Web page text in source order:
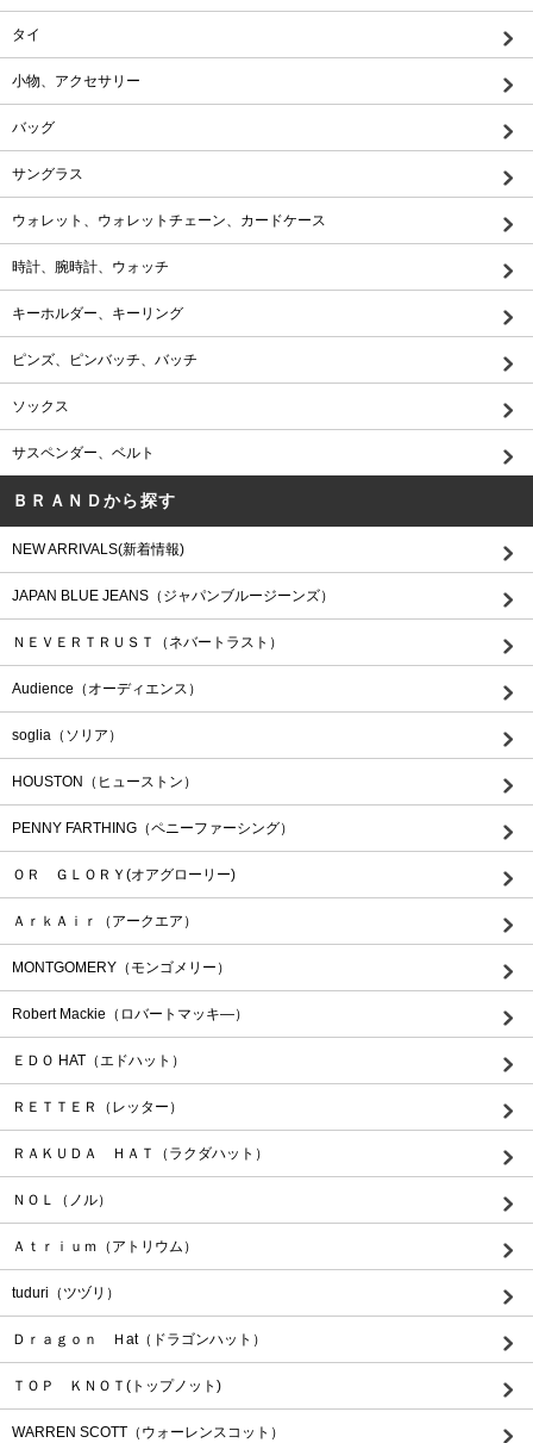
タイ
小物、アクセサリー
バッグ
サングラス
ウォレット、ウォレットチェーン、カードケース
時計、腕時計、ウォッチ
キーホルダー、キーリング
ピンズ、ピンバッチ、バッチ
ソックス
サスペンダー、ベルト
ＢＲＡＮＤから探す
NEW ARRIVALS(新着情報)
JAPAN BLUE JEANS（ジャパンブルージーンズ）
ＮＥＶＥＲＴＲＵＳＴ（ネバートラスト）
Audience（オーディエンス）
soglia（ソリア）
HOUSTON（ヒューストン）
PENNY FARTHING（ペニーファーシング）
ＯＲ ＧＬＯＲＹ(オアグローリー)
ＡｒｋＡｉｒ（アークエア）
MONTGOMERY（モンゴメリー）
Robert Mackie（ロバートマッキ―）
ＥＤＯ HAT（エドハット）
ＲＥＴＴＥＲ（レッター）
ＲＡＫＵＤＡ ＨＡＴ（ラクダハット）
ＮＯＬ（ノル）
Ａｔｒｉｕｍ（アトリウム）
tuduri（ツヅリ）
Ｄｒａｇｏｎ Ｈat（ドラゴンハット）
ＴＯＰ ＫＮＯＴ(トップノット)
WARREN SCOTT（ウォーレンスコット）